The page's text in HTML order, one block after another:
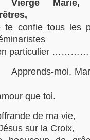
Vierge
te confie tous les
particulier
Apprends-moi,
que toi.
de ma vie,
sur la Croix,